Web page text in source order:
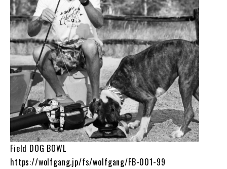
Field DOG BOWL
https://wolfgang.jp/fs/wolfgang/FB-001-99